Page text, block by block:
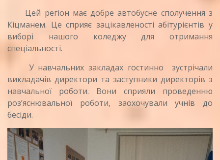
Цей регіон має добре автобусне сполучення з
Кіцманем. Це сприяє зацікавленості абітурієнтів у
виборі нашого коледжу для отримання
спеціальності.
У навчальних закладах гостинно зустрічали
викладачів директори та заступники директорів з
навчальної роботи. Вони сприяли проведенню
роз’яснювальної роботи, заохочували учнів до
бесіди.